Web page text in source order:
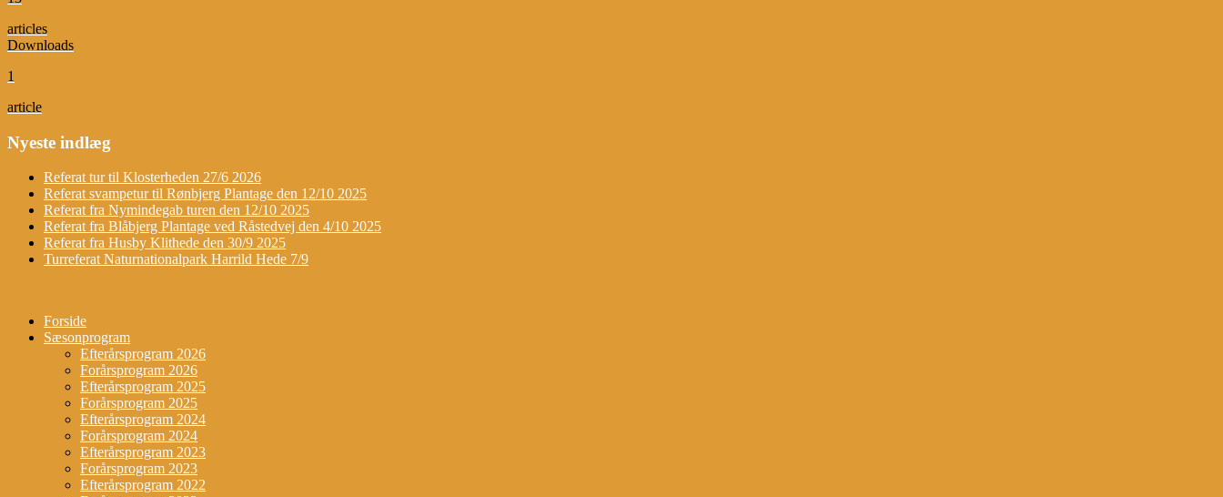
articles
Downloads
1
article
Nyeste indlæg
Referat tur til Klosterheden 27/6 2026
Referat svampetur til Rønbjerg Plantage den 12/10 2025
Referat fra Nymindegab turen den 12/10 2025
Referat fra Blåbjerg Plantage ved Råstedvej den 4/10 2025
Referat fra Husby Klithede den 30/9 2025
Turreferat Naturnationalpark Harrild Hede 7/9
Forside
Sæsonprogram
Efterårsprogram 2026
Forårsprogram 2026
Efterårsprogram 2025
Forårsprogram 2025
Efterårsprogram 2024
Forårsprogram 2024
Efterårsprogram 2023
Forårsprogram 2023
Efterårsprogram 2022